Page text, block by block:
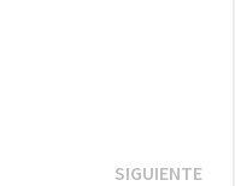
SIGUIENTENext